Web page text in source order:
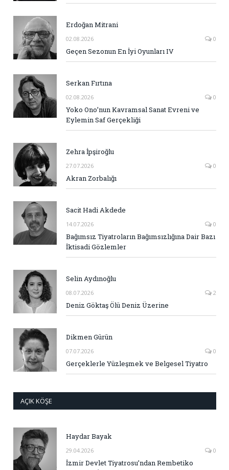
Erdoğan Mitrani
02.08.2026 0
Geçen Sezonun En İyi Oyunları IV
Serkan Fırtına
02.08.2026 0
Yoko Ono’nun Kavramsal Sanat Evreni ve
Eylemin Saf Gerçekliği
Zehra İpşiroğlu
27.07.2026 0
Akran Zorbalığı
Sacit Hadi Akdede
14.07.2026 0
Bağımsız Tiyatroların Bağımsızlığına Dair Bazı
İktisadi Gözlemler
Selin Aydınoğlu
08.07.2026 2
Deniz Göktaş Ölü Deniz Üzerine
Dikmen Gürün
07.07.2026 0
Gerçeklerle Yüzleşmek ve Belgesel Tiyatro
AÇIK KÖŞE
Haydar Bayak
29.04.2026 0
İzmir Devlet Tiyatrosu’ndan Rembetiko